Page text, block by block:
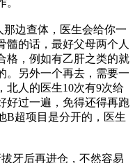
边查体，医生会给你一
髓的话，最好父母两个人
格，例如有乙肝之类的就
。另外一个再去，需要一
北人的医生10次有9次给
好过一遍，免得还得再跑
B超项目是分开的，医生
牙后再进仓，不然容易